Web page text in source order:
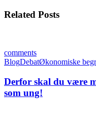
Related Posts
comments
BlogDebatØkonomiske
Derfor skal du være
som ung!